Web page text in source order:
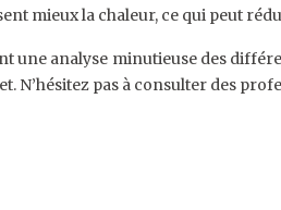
mieux la chaleur, ce qui peut
une analyse minutieuse des
N’hésitez pas à consulter des